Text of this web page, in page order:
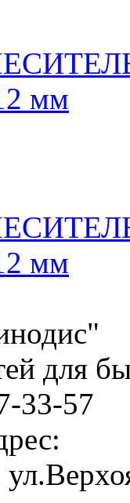
мм
мм
для
33-57